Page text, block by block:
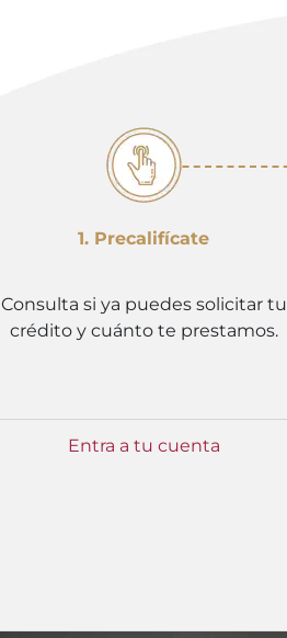
1. Precalifícate
Consulta si ya puedes solicitar tu
crédito y cuánto te prestamos.
Entra a tu cuenta